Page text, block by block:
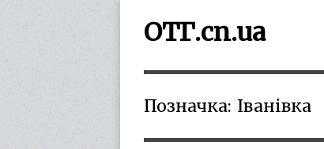
ОТГ.cn.ua
Позначка: Іванівка